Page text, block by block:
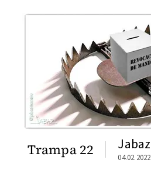
Trampa 22 Jabaz
04.02.2022